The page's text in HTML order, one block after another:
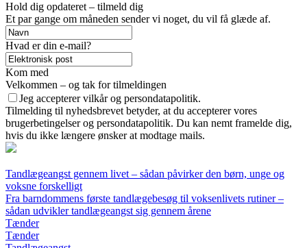
Hold dig opdateret – tilmeld dig
Et par gange om måneden sender vi noget, du vil få glæde af.
Hvad er din e-mail?
Kom med
Velkommen – og tak for tilmeldingen
Jeg accepterer vilkår og persondatapolitik.
Tilmelding til nyhedsbrevet betyder, at du accepterer vores
brugerbetingelser og persondatapolitik. Du kan nemt framelde dig,
hvis du ikke længere ønsker at modtage mails.
Tandlægeangst gennem livet – sådan påvirker den børn, unge og
voksne forskelligt
Fra barndommens første tandlægebesøg til voksenlivets rutiner –
sådan udvikler tandlægeangst sig gennem årene
Tænder
Tænder